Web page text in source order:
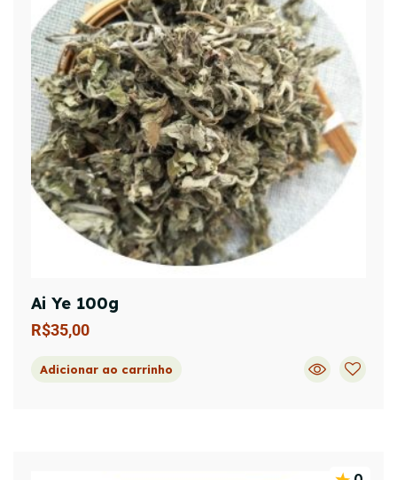
Ai Ye 100g
R$35,00
Adicionar ao carrinho